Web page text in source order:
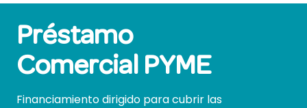
Préstamo
Comercial PYME
Financiamiento dirigido para cubrir las